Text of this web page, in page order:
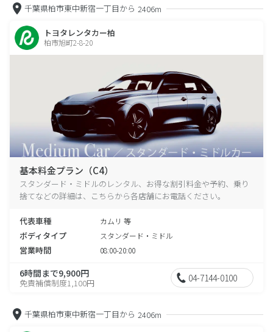
千葉県柏市東中新宿一丁目から 2406m
トヨタレンタカー柏
柏市旭町2-8-20
基本料金プラン（C4）
スタンダード・ミドルのレンタル、お得な割引料金や予約、乗り
捨てなどの詳細は、こちらから各店舗にお電話ください。
代表車種 カムリ 等
ボディタイプ スタンダード・ミドル
営業時間 08:00-20:00
6時間まで9,900円
免責補償制度1,100円 04-7144-0100
千葉県柏市東中新宿一丁目から 2406m